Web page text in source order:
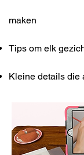
maken
Tips om elk
Kleine details die